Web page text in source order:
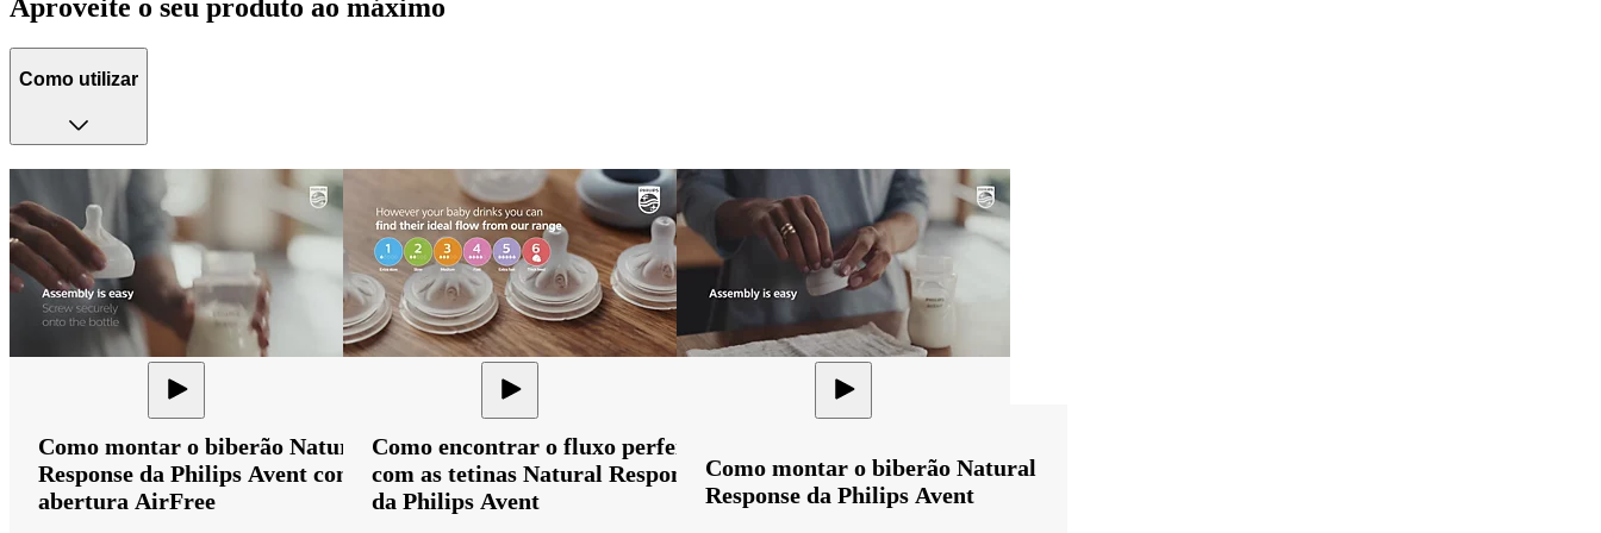
Aproveite o seu produto ao máximo
Como utilizar
Como montar o biberão Natural
Response da Philips Avent com
abertura AirFree
Como encontrar o fluxo perfeito
com as tetinas Natural Response
da Philips Avent
Como montar o biberão Natural
Response da Philips Avent